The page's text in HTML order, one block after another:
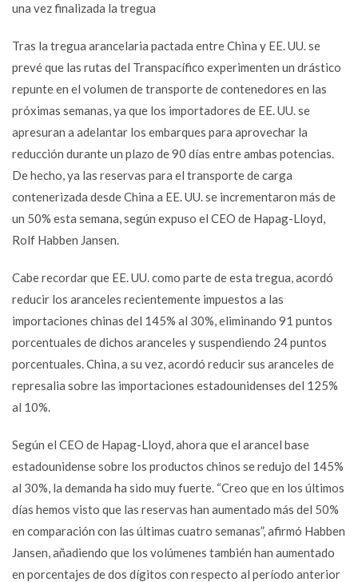
una vez finalizada la tregua
Tras la tregua arancelaria pactada entre China y EE. UU. se
prevé que las rutas del Transpacífico experimenten un drástico
repunte en el volumen de transporte de contenedores en las
próximas semanas, ya que los importadores de EE. UU. se
apresuran a adelantar los embarques para aprovechar la
reducción durante un plazo de 90 días entre ambas potencias.
De hecho, ya las reservas para el transporte de carga
contenerizada desde China a EE. UU. se incrementaron más de
un 50% esta semana, según expuso el CEO de Hapag-Lloyd,
Rolf Habben Jansen.
Cabe recordar que EE. UU. como parte de esta tregua, acordó
reducir los aranceles recientemente impuestos a las
importaciones chinas del 145% al 30%, eliminando 91 puntos
porcentuales de dichos aranceles y suspendiendo 24 puntos
porcentuales. China, a su vez, acordó reducir sus aranceles de
represalia sobre las importaciones estadounidenses del 125%
al 10%.
Según el CEO de Hapag-Lloyd, ahora que el arancel base
estadounidense sobre los productos chinos se redujo del 145%
al 30%, la demanda ha sido muy fuerte. “Creo que en los últimos
días hemos visto que las reservas han aumentado más del 50%
en comparación con las últimas cuatro semanas”, afirmó Habben
Jansen, añadiendo que los volúmenes también han aumentado
en porcentajes de dos dígitos con respecto al período anterior